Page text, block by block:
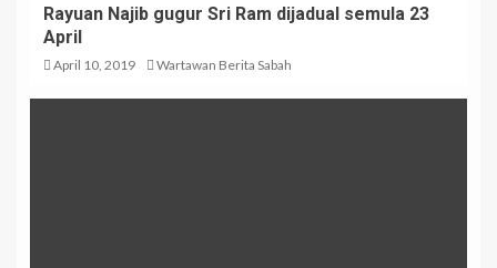
Rayuan Najib gugur Sri Ram dijadual semula 23
April
April 10, 2019 Wartawan Berita Sabah